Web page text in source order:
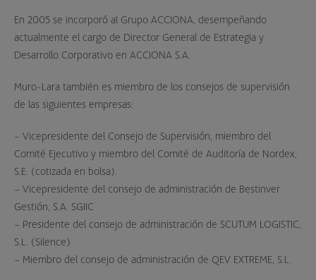
En 2005 se incorporó al Grupo ACCIONA, desempeñando
actualmente el cargo de Director General de Estrategia y
Desarrollo Corporativo en ACCIONA S.A.
Muro-Lara también es miembro de los consejos de supervisión
de las siguientes empresas:
– Vicepresidente del Consejo de Supervisión, miembro del
Comité Ejecutivo y miembro del Comité de Auditoría de Nordex,
S.E. (cotizada en bolsa).
– Vicepresidente del consejo de administración de Bestinver
Gestión, S.A. SGIIC
– Presidente del consejo de administración de SCUTUM LOGISTIC,
S.L. (Silence)
– Miembro del consejo de administración de QEV EXTREME, S.L.